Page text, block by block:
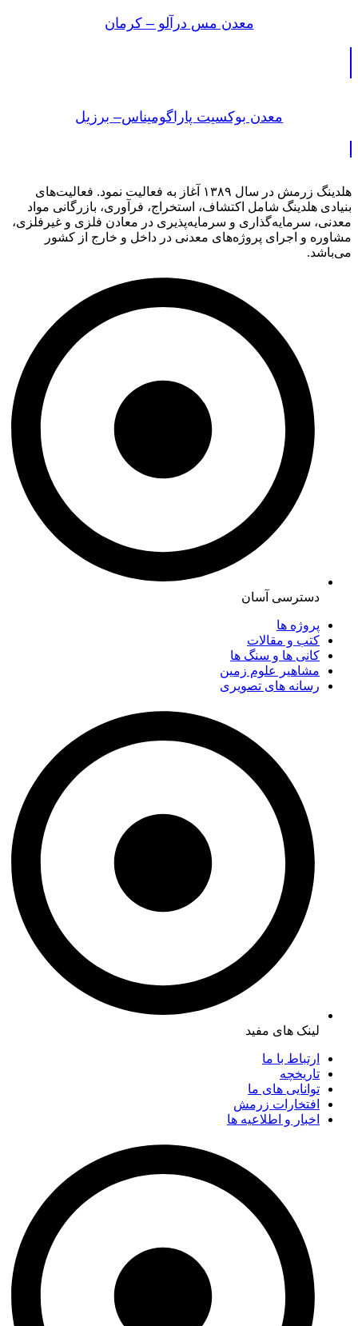
معدن مس درآلو – کرمان
معدن بوکسیت پاراگومیناس– برزیل
هلدینگ زرمش در سال ۱۳۸۹ آغاز به فعالیت‌ نمود. فعالیت‌های
بنیادی هلدینگ شامل اکتشاف، استخراج، فرآوری، بازرگانی مواد
معدنی، سرمایه‌گذاری و سرمایه‌پذیری در معادن فلزی و غیرفلزی،
مشاوره و اجرای پروژه‌های معدنی در داخل و خارج از کشور
می‌باشد.
دسترسی آسان
پروژه ها
کتب و مقالات
کانی ها و سنگ ها
مشاهیر علوم زمین
رسانه های تصویری
لینک های مفید
ارتباط با ما
تاریخچه
توانایی های ما
افتخارات زرمش
اخبار و اطلاعیه ها